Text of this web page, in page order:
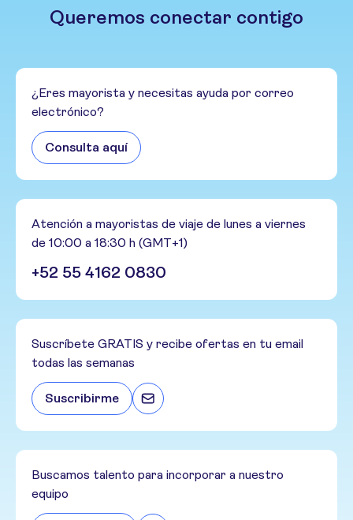
Queremos conectar contigo
¿Eres mayorista y necesitas ayuda por correo
electrónico?
Consulta aquí
Atención a mayoristas de viaje de lunes a viernes
de 10:00 a 18:30 h (GMT+1)
+52 55 4162 0830
Suscríbete GRATIS y recibe ofertas en tu email
todas las semanas
Suscribirme
Buscamos talento para incorporar a nuestro
equipo